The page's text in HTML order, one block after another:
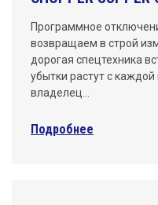
Программное
возвращаем в строй
дорогая спецтехника
убытки растут с
владелец…
Подробнее